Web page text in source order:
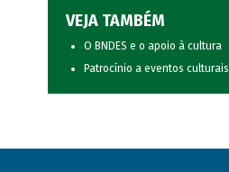
VEJA TAMBÉM
O BNDES e o apoio à cultura
Patrocínio a eventos culturais